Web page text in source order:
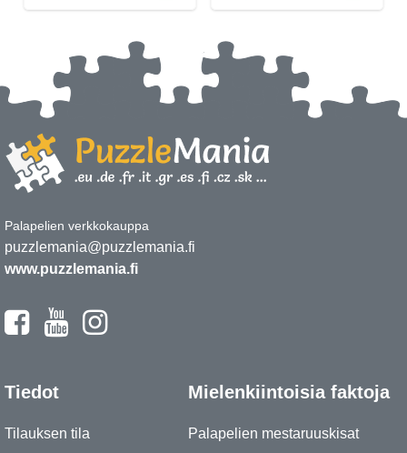
Palapelien verkkokauppa
puzzlemania@puzzlemania.fi
www.puzzlemania.fi
Tiedot
Tilauksen tila
Mielenkiintoisia faktoja
Palapelien mestaruuskisat